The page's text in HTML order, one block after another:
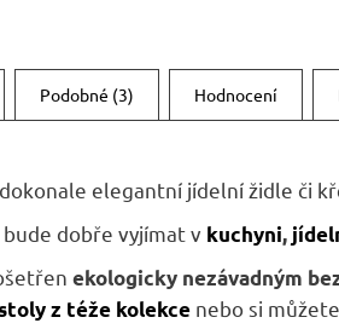
Podobné (3) Hodnocení
elegantní jídelní židle či
bude dobře vyjímat v kuchyni,
ekologicky nezávadným
z téže kolekce nebo si